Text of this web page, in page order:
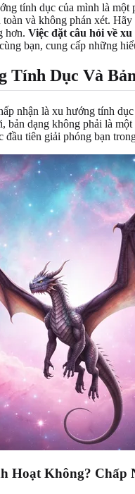
tính dục của mình là
toàn và không phán xét.
hơn. Việc đặt câu hỏi về
bạn, cung cấp những
Tính Dục Và
nhận là xu hướng tính
dạng không phải là
tiên giải phóng bạn
Hoạt Không? Chấp